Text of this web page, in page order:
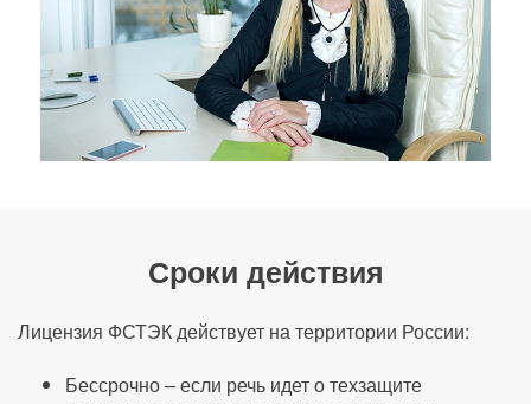
Сроки действия
Лицензия ФСТЭК действует на территории России:
Бессрочно – если речь идет о техзащите